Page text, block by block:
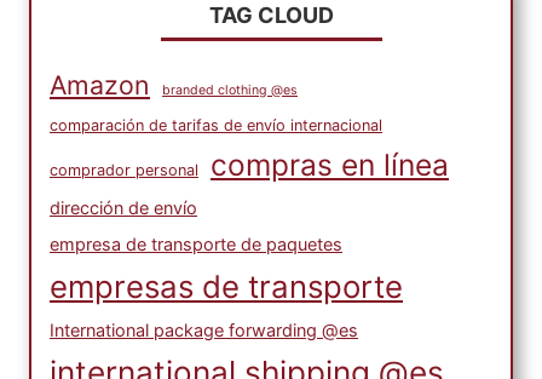
TAG CLOUD
Amazon branded clothing @es
comparación de tarifas de envío internacional
comprador personal compras en línea
dirección de envío
empresa de transporte de paquetes
empresas de transporte
International package forwarding @es